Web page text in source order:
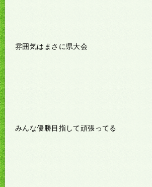
雰囲気はまさに県大会
みんな優勝目指して頑張ってる